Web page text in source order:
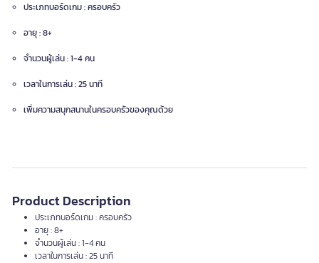
ประเภทบอร์ดเกม : ครอบครัว
อายุ : 8+
จำนวนผู้เล่น : 1-4 คน
เวลาในการเล่น : 25 นาที
เพิ่มความสนุกสนานในครอบครัวของคุณด้วย
Product Description
ประเภทบอร์ดเกม : ครอบครัว
อายุ : 8+
จำนวนผู้เล่น : 1-4 คน
เวลาในการเล่น : 25 นาที